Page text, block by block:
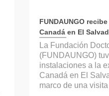
FUNDAUNGO
Canadá en El
La Fundación
(FUNDAUNGO)
instalaciones a la
Canadá en El
marco de una